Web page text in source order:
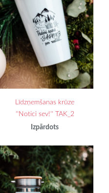
Līdzņemšanas krūze
''Notici sev!'' TAK_2
Izpārdots